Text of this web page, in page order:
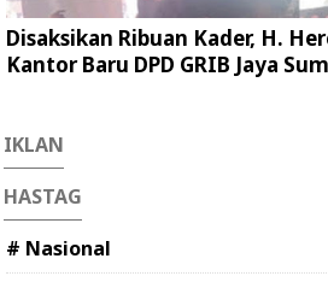
Disaksikan Ribuan Kader, H.
Kantor Baru DPD GRIB Jaya
IKLAN
HASTAG
# Nasional